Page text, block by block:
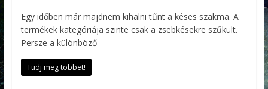
Egy időben már majdnem kihalni tűnt a késes szakma. A
termékek kategóriája szinte csak a zsebkésekre szűkült.
Persze a különböző
Tudj meg többet!